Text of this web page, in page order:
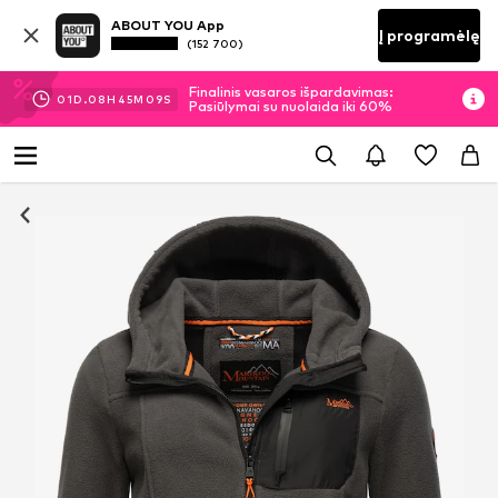
ABOUT YOU App
(152 700) Į programėlę
01D.08H 45M 08S
Finalinis vasaros išpardavimas:
Pasiūlymai su nuolaida iki 60%